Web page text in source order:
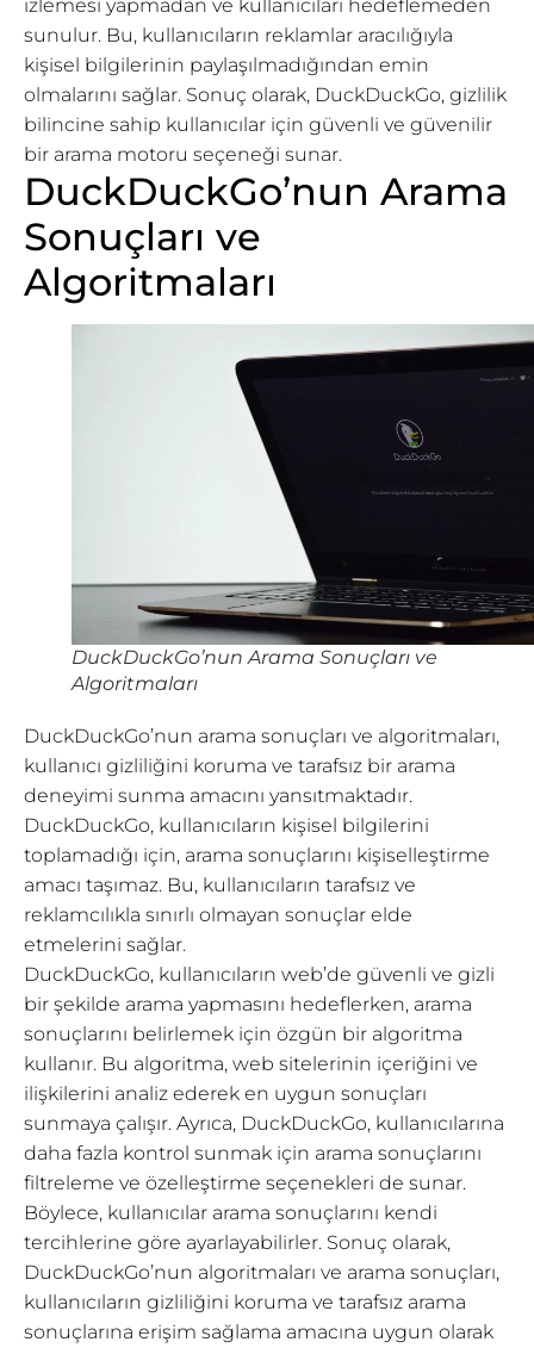
izlemesi yapmadan ve kullanıcıları hedeflemeden
sunulur. Bu, kullanıcıların reklamlar aracılığıyla
kişisel bilgilerinin paylaşılmadığından emin
olmalarını sağlar. Sonuç olarak, DuckDuckGo, gizlilik
bilincine sahip kullanıcılar için güvenli ve güvenilir
bir arama motoru seçeneği sunar.
DuckDuckGo’nun Arama
Sonuçları ve
Algoritmaları
DuckDuckGo’nun Arama Sonuçları ve
Algoritmaları
DuckDuckGo’nun arama sonuçları ve algoritmaları,
kullanıcı gizliliğini koruma ve tarafsız bir arama
deneyimi sunma amacını yansıtmaktadır.
DuckDuckGo, kullanıcıların kişisel bilgilerini
toplamadığı için, arama sonuçlarını kişiselleştirme
amacı taşımaz. Bu, kullanıcıların tarafsız ve
reklamcılıkla sınırlı olmayan sonuçlar elde
etmelerini sağlar.
DuckDuckGo, kullanıcıların web’de güvenli ve gizli
bir şekilde arama yapmasını hedeflerken, arama
sonuçlarını belirlemek için özgün bir algoritma
kullanır. Bu algoritma, web sitelerinin içeriğini ve
ilişkilerini analiz ederek en uygun sonuçları
sunmaya çalışır. Ayrıca, DuckDuckGo, kullanıcılarına
daha fazla kontrol sunmak için arama sonuçlarını
filtreleme ve özelleştirme seçenekleri de sunar.
Böylece, kullanıcılar arama sonuçlarını kendi
tercihlerine göre ayarlayabilirler. Sonuç olarak,
DuckDuckGo’nun algoritmaları ve arama sonuçları,
kullanıcıların gizliliğini koruma ve tarafsız arama
sonuçlarına erişim sağlama amacına uygun olarak